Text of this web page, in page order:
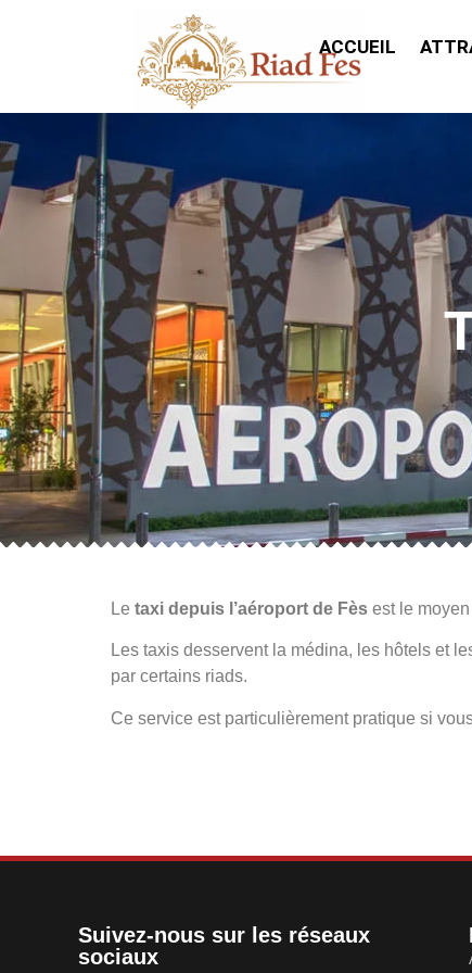
ACCUEIL
Le taxi depuis l’aéroport de Fès est le
Les taxis desservent la médina, les hôtels et
par certains riads.
Ce service est particulièrement pratique si
Suivez-nous sur les réseaux
sociaux